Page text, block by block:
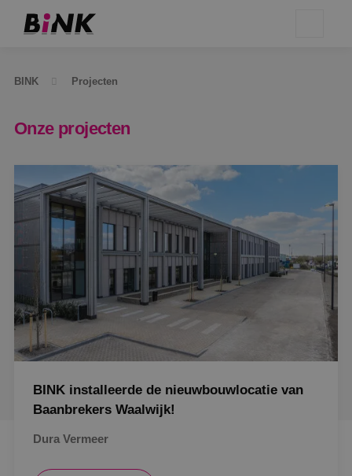
BINK Projecten
Onze projecten
BINK installeerde de nieuwbouwlocatie van
Baanbrekers Waalwijk!
Dura Vermeer